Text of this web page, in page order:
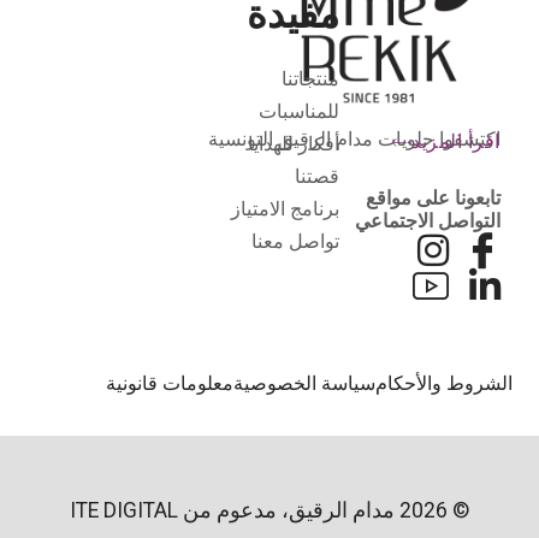
اكتشفوا حلويات مدام الرقيق التونسية
اقرأ المزيد
تابعونا على مواقع
التواصل الاجتماعي
مفيدة
منتجاتنا
للمناسبات
أفكار للهدايا
قصتنا
برنامج الامتياز
تواصل معنا
والأحكامسياسة الخصوصيةمعلومات قانونية
ITE DIGITAL